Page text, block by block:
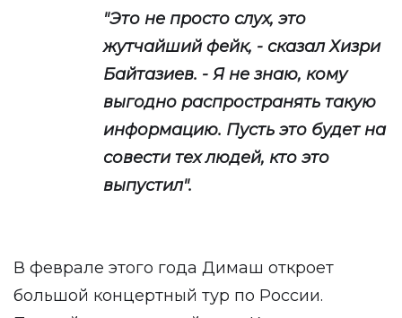
"Это не просто слух, это
жутчайший фейк, - сказал Хизри
Байтазиев. - Я не знаю, кому
выгодно распространять такую
информацию. Пусть это будет на
совести тех людей, кто это
выпустил".
В феврале этого года Димаш откроет
большой концертный тур по России.